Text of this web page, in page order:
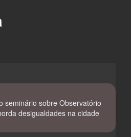
seminário sobre Observatório
desigualdades na cidade